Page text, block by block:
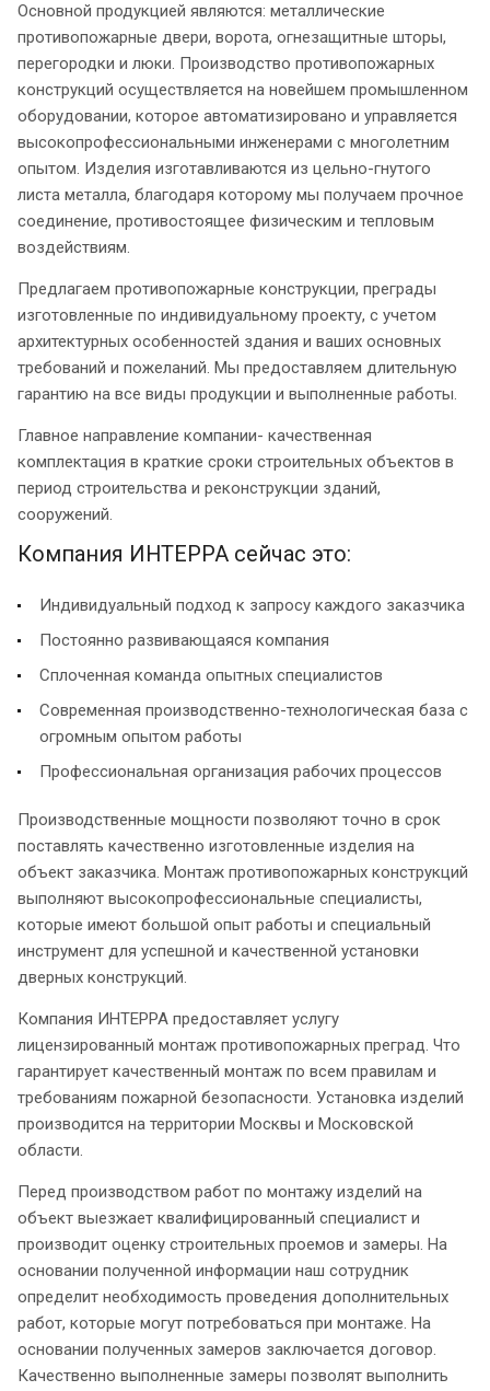
Основной продукцией являются: металлические
противопожарные двери, ворота, огнезащитные шторы,
перегородки и люки. Производство противопожарных
конструкций осуществляется на новейшем промышленном
оборудовании, которое автоматизировано и управляется
высокопрофессиональными инженерами с многолетним
опытом. Изделия изготавливаются из цельно-гнутого
листа металла, благодаря которому мы получаем прочное
соединение, противостоящее физическим и тепловым
воздействиям.
Предлагаем противопожарные конструкции, преграды
изготовленные по индивидуальному проекту, с учетом
архитектурных особенностей здания и ваших основных
требований и пожеланий. Мы предоставляем длительную
гарантию на все виды продукции и выполненные работы.
Главное направление компании- качественная
комплектация в краткие сроки строительных объектов в
период строительства и реконструкции зданий,
сооружений.
Компания ИНТЕРРА сейчас это:
Индивидуальный подход к запросу каждого заказчика
Постоянно развивающаяся компания
Сплоченная команда опытных специалистов
Современная производственно-технологическая база с
огромным опытом работы
Профессиональная организация рабочих процессов
Производственные мощности позволяют точно в срок
поставлять качественно изготовленные изделия на
объект заказчика. Монтаж противопожарных конструкций
выполняют высокопрофессиональные специалисты,
которые имеют большой опыт работы и специальный
инструмент для успешной и качественной установки
дверных конструкций.
Компания ИНТЕРРА предоставляет услугу
лицензированный монтаж противопожарных преград. Что
гарантирует качественный монтаж по всем правилам и
требованиям пожарной безопасности. Установка изделий
производится на территории Москвы и Московской
области.
Перед производством работ по монтажу изделий на
объект выезжает квалифицированный специалист и
производит оценку строительных проемов и замеры. На
основании полученной информации наш сотрудник
определит необходимость проведения дополнительных
работ, которые могут потребоваться при монтаже. На
основании полученных замеров заключается договор.
Качественно выполненные замеры позволят выполнить